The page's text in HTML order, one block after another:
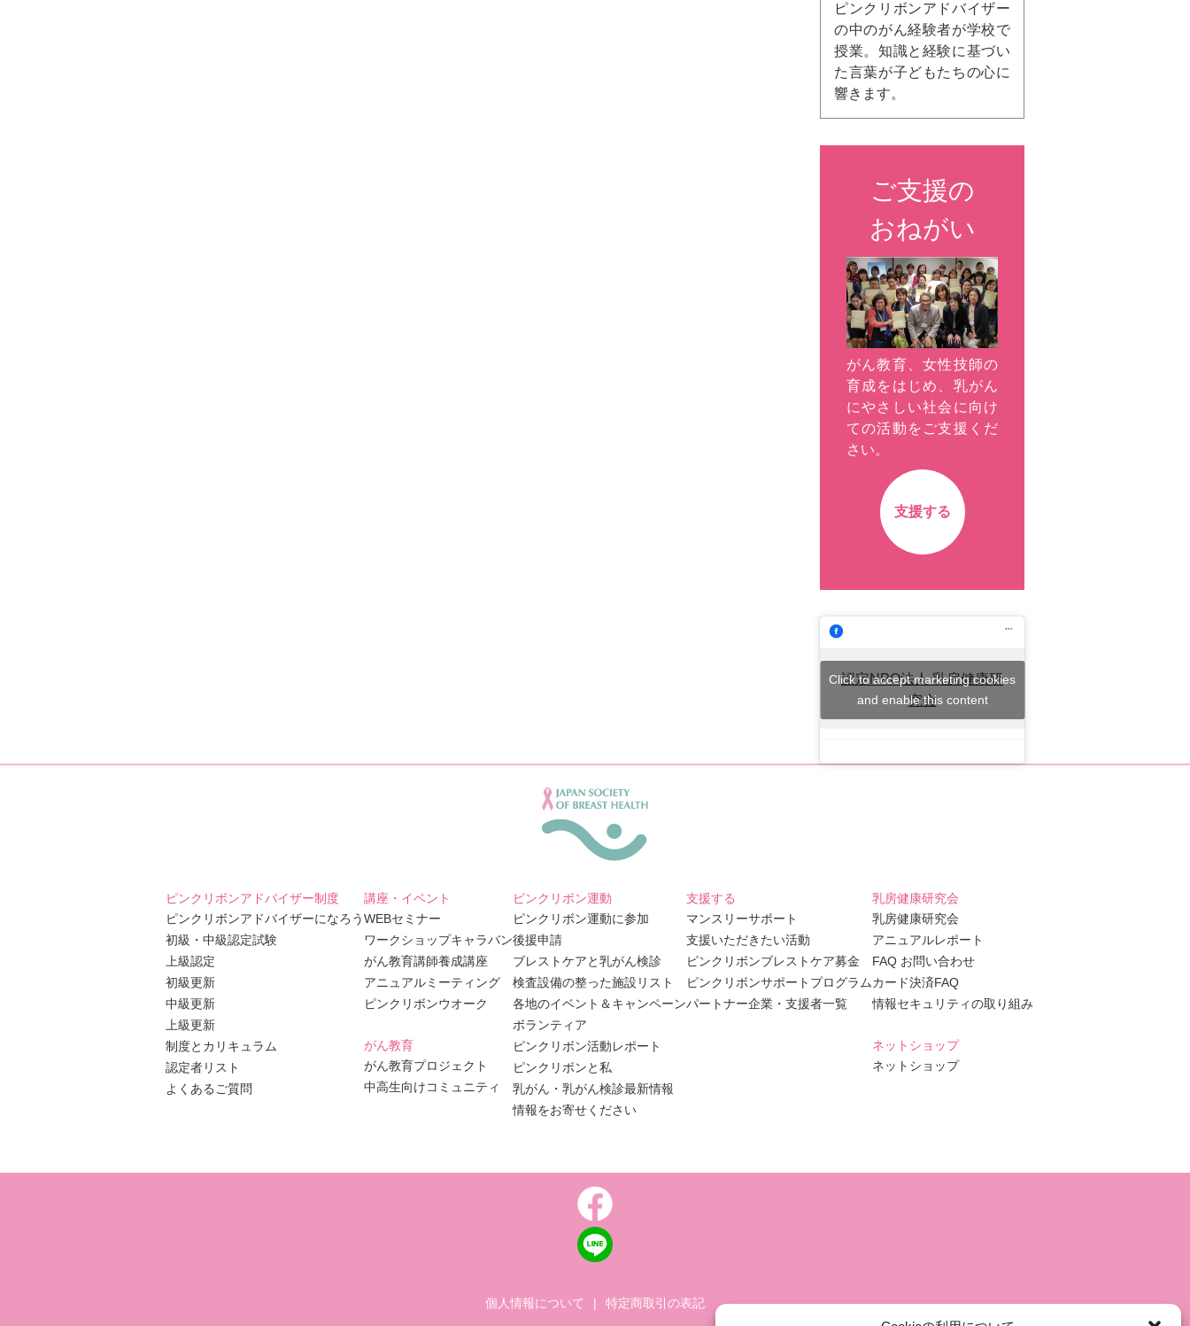
ピンクリボンアドバイザー
の中のがん経験者が学校で
授業。知識と経験に基づい
た言葉が子どもたちの心に
響きます。
ご支援の
おねがい
がん教育、女性技師の
育成をはじめ、乳がん
にやさしい社会に向け
ての活動をご支援くだ
さい。
支援する
認定NPO法人 乳房健康研
究会
Click to accept marketing cookies
and enable this content
ピンクリボンアドバイザー制度
ピンクリボンアドバイザーになろう
初級・中級認定試験
上級認定
初級更新
中級更新
上級更新
制度とカリキュラム
認定者リスト
よくあるご質問
講座・イベント
WEBセミナー
ワークショップキャラバン
がん教育講師養成講座
アニュアルミーティング
ピンクリボンウオーク
がん教育
がん教育プロジェクト
中高生向けコミュニティ
ピンクリボン運動
ピンクリボン運動に参加
後援申請
ブレストケアと乳がん検診
検査設備の整った施設リスト
各地のイベント＆キャンペーン
ボランティア
ピンクリボン活動レポート
ピンクリボンと私
乳がん・乳がん検診最新情報
情報をお寄せください
支援する
マンスリーサポート
支援いただきたい活動
ピンクリボンブレストケア募金
ピンクリボンサポートプログラム
パートナー企業・支援者一覧
乳房健康研究会
乳房健康研究会
アニュアルレポート
FAQ お問い合わせ
カード決済FAQ
情報セキュリティの取り組み
ネットショップ
ネットショップ
個人情報について | 特定商取引の表記